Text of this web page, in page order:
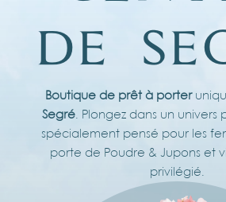
de se
Boutique de prêt à porter
Segré. Plongez dans un univers
spécialement pensé pour les
porte de Poudre & Jupons et
privilégié.